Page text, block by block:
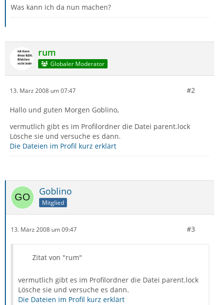
Was kann ich da nun machen?
rum
Globaler Moderator
13. März 2008 um 07:47 #2
Hallo und guten Morgen Goblino,
vermutlich gibt es im Profilordner die Datei parent.lock
Lösche sie und versuche es dann.
Die Dateien im Profil kurz erklärt
Goblino
Mitglied
13. März 2008 um 09:47 #3
Zitat von "rum"
vermutlich gibt es im Profilordner die Datei parent.lock
Lösche sie und versuche es dann.
Die Dateien im Profil kurz erklärt